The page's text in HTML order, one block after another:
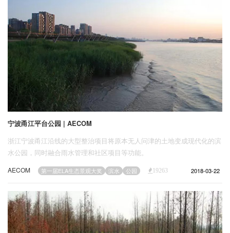
宁波甬江平台公园 | AECOM
浙江宁波甬江沿线的大型整治项目将原本无人问津的土地变成现代化的滨
水公园，同时融合雨水管理和社区项目等功能。
AECOM 第一届ELA生态景观大奖 滨水 公园 19263 2018-03-22